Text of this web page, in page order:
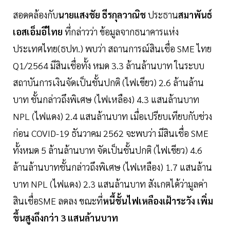
สอดคล้องกับนายแสงชัย ธีรกุลวาณิชประธานสมาพันธ์
เอสเอ็มอีไทย ที่กล่าวว่า ข้อมูลจากธนาคารแห่ง
ประเทศไทย(ธปท.) พบว่า สถานการณ์สินเชื่อ SME ไทย
Q1/2564 มีสินเชื่อทั้ง หมด 3.3 ล้านล้านบาท ในระบบ
สถาบันการเงินจัดเป็นชั้นปกติ (ไฟเขียว) 2.6 ล้านล้าน
บาท ชั้นกล่าวถึงพิเศษ (ไฟเหลือง) 4.3 แสนล้านบาท
NPL (ไฟแดง) 2.4 แสนล้านบาท เมื่อเปรียบเทียบกับช่วง
ก่อน COVID-19 ธันวาคม 2562 จะพบว่า มีสินเชื่อ SME
ทั้งหมด 5 ล้านล้านบาท จัดเป็นชั้นปกติ (ไฟเขียว) 4.6
ล้านล้านบาทชั้นกล่าวถึงพิเศษ (ไฟเหลือง) 1.7 แสนล้าน
บาท NPL (ไฟแดง) 2.3 แสนล้านบาท สังเกตได้ว่ามูลค่า
สินเชื่อSME ลดลง ขณะที่หนี้ชั้นไฟเหลืองเฝ้าระวัง เพิ่ม
ขึ้นสูงถึงกว่า 3 แสนล้านบาท